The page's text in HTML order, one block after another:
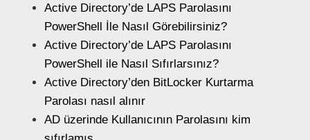
Active Directory’de LAPS Parolasını
PowerShell İle Nasıl Görebilirsiniz?
Active Directory’de LAPS Parolasını
PowerShell ile Nasıl Sıfırlarsınız?
Active Directory’den BitLocker Kurtarma
Parolası nasıl alınır
AD üzerinde Kullanıcının Parolasını kim